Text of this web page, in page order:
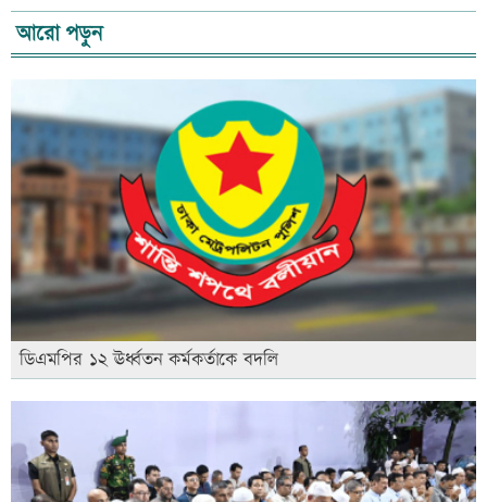
আরো পড়ুন
ডিএমপির ১২ ঊর্ধ্বতন কর্মকর্তাকে বদলি